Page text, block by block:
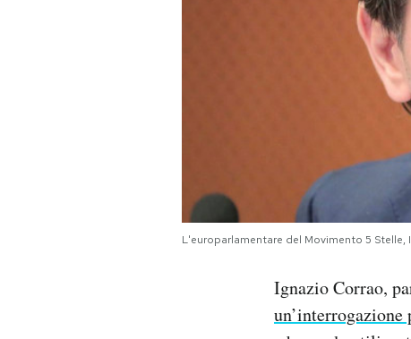
L'europarlamentare del Movimento 5
Ignazio Corrao,
un’interrogazione